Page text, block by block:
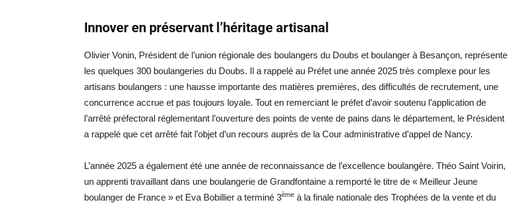
Innover en préservant l’héritage artisanal
Olivier Vonin, Président de l’union régionale des boulangers du Doubs et boulanger à Besançon, représente
les quelques 300 boulangeries du Doubs. Il a rappelé au Préfet une année 2025 très complexe pour les
artisans boulangers : une hausse importante des matières premières, des difficultés de recrutement, une
concurrence accrue et pas toujours loyale. Tout en remerciant le préfet d’avoir soutenu l’application de
l’arrêté préfectoral réglementant l’ouverture des points de vente de pains dans le département, le Président
a rappelé que cet arrêté fait l’objet d’un recours auprès de la Cour administrative d’appel de Nancy.
L’année 2025 a également été une année de reconnaissance de l’excellence boulangère. Théo Saint Voirin,
un apprenti travaillant dans une boulangerie de Grandfontaine a remporté le titre de « Meilleur Jeune
boulanger de France » et Eva Bobillier a terminé 3ème à la finale nationale des Trophées de la vente et du